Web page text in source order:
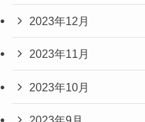
2023年12月
2023年11月
2023年10月